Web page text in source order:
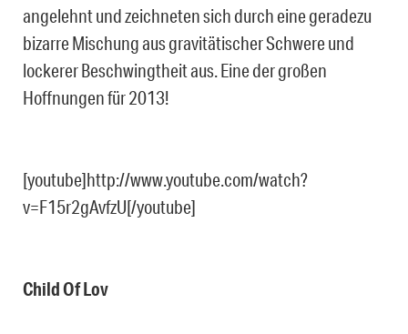
angelehnt und zeichneten sich durch eine geradezu
bizarre Mischung aus gravitätischer Schwere und
lockerer Beschwingtheit aus. Eine der großen
Hoffnungen für 2013!
[youtube]http://www.youtube.com/watch?
v=F15r2gAvfzU[/youtube]
Child Of Lov